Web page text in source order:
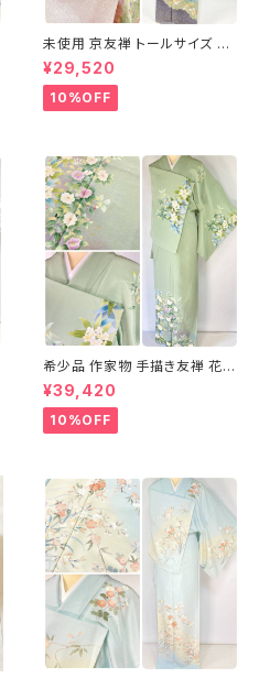
未使用 京友禅 トールサイズ 染
め分け 金彩 訪問着 袷 正絹 ピ
ンク 黄緑 紫 黄色 1438
¥29,520
10%OFF
希少品 作家物 手描き友禅 花鳥
文 椿 沈丁花 訪問着 正絹 袷 黄
緑 青 白 1418
¥39,420
10%OFF